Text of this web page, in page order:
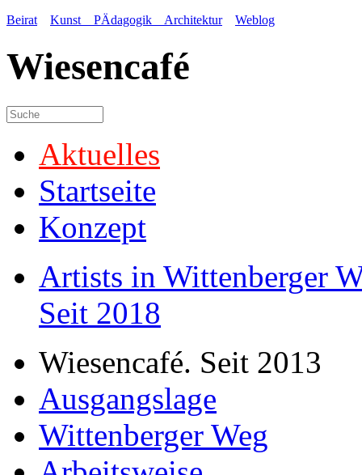
Beirat Kunst PÄdagogik Architektur Weblog
Wiesencafé
Aktuelles
Startseite
Konzept
Artists in Wittenberger
Seit 2018
Wiesencafé. Seit 2013
Ausgangslage
Wittenberger Weg